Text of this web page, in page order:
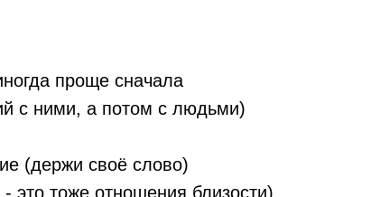
проще сначала
с ними, а потом с людьми)
(держи своё слово)
это тоже отношения близости)